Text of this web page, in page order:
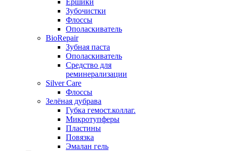
Ёршики
Зубочистки
Флоссы
Ополаскиватель
BioRepair
Зубная паста
Ополаскиватель
Средство для
реминерализации
Silver Care
Флоссы
Зелёная дубрава
Губка гемост.коллаг.
Микротупферы
Пластины
Повязка
Эмалан гель